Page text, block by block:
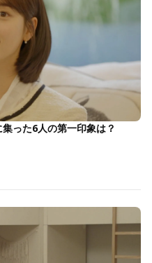
った6人の第一印象は？